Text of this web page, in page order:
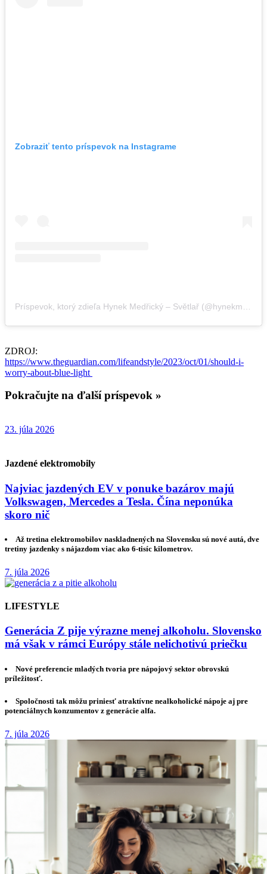
Zobraziť tento príspevok na Instagrame
ZDROJ:
https://www.theguardian.com/lifeandstyle/2023/oct/01/should-i-
worry-about-blue-light
Pokračujte na ďalší príspevok »
23. júla 2026
Jazdené elektromobily
Najviac jazdených EV v ponuke bazárov majú
Volkswagen, Mercedes a Tesla. Čína neponúka
skoro nič
Až tretina elektromobilov naskladnených na Slovensku sú nové autá, dve
tretiny jazdenky s nájazdom viac ako 6-tisíc kilometrov.
7. júla 2026
LIFESTYLE
Generácia Z pije výrazne menej alkoholu. Slovensko
má však v rámci Európy stále nelichotivú priečku
Nové preferencie mladých tvoria pre nápojový sektor obrovskú
príležitosť.
Spoločnosti tak môžu priniesť atraktívne nealkoholické nápoje aj pre
potenciálnych konzumentov z generácie alfa.
7. júla 2026